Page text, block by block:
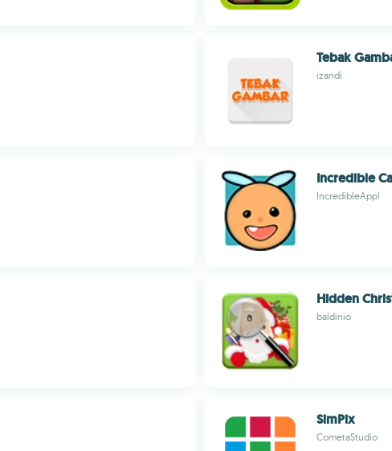
Tebak
izandi
Incredible
IncredibleApp!
Hidden
baldinio
SimPix
CometaStudio